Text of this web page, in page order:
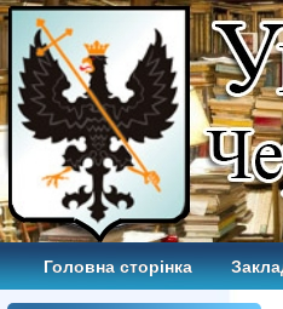
Головна сторінка